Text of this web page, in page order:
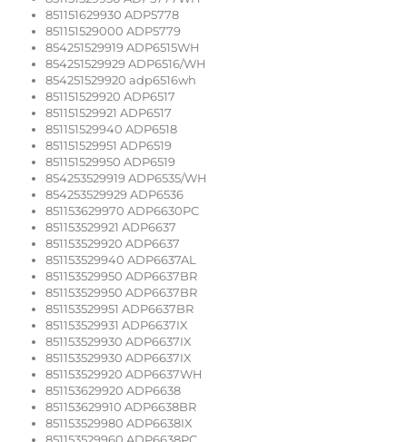
851151629930 ADP5778
851151529000 ADP5779
854251529919 ADP6515WH
854251529929 ADP6516/WH
854251529920 adp6516wh
851151529920 ADP6517
851151529921 ADP6517
851151529940 ADP6518
851151529951 ADP6519
851151529950 ADP6519
854253529919 ADP6535/WH
854253529929 ADP6536
851153629970 ADP6630PC
851153529921 ADP6637
851153529920 ADP6637
851153529940 ADP6637AL
851153529950 ADP6637BR
851153529950 ADP6637BR
851153529951 ADP6637BR
851153529931 ADP6637IX
851153529930 ADP6637IX
851153529930 ADP6637IX
851153529920 ADP6637WH
851153629920 ADP6638
851153629910 ADP6638BR
851153529980 ADP6638IX